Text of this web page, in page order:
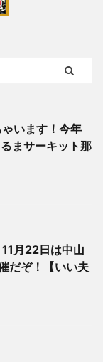
ゃいます！今年
まサーキット那
11月22日は中山
だぞ！【いい夫